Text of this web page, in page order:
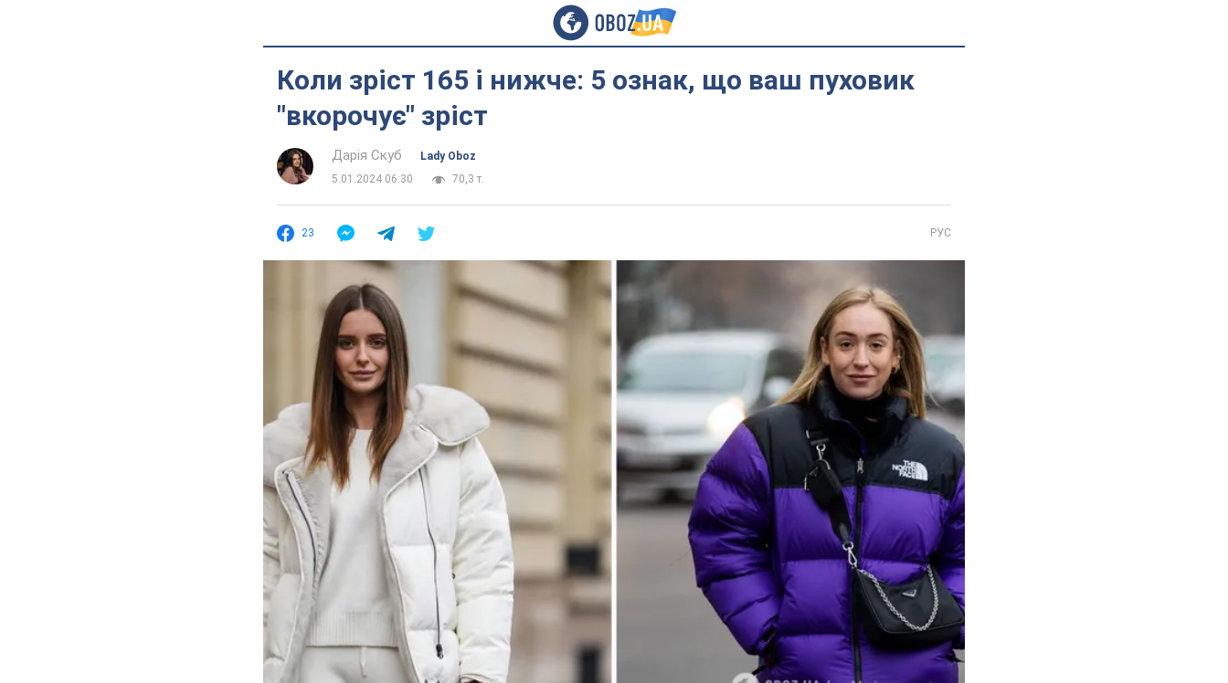
Коли зріст 165 і нижче: 5 ознак, що ваш пуховик
"вкорочує" зріст
Дарія Скуб
Lady Oboz
5.01.2024 06:30
70,3 т.
23 РУС